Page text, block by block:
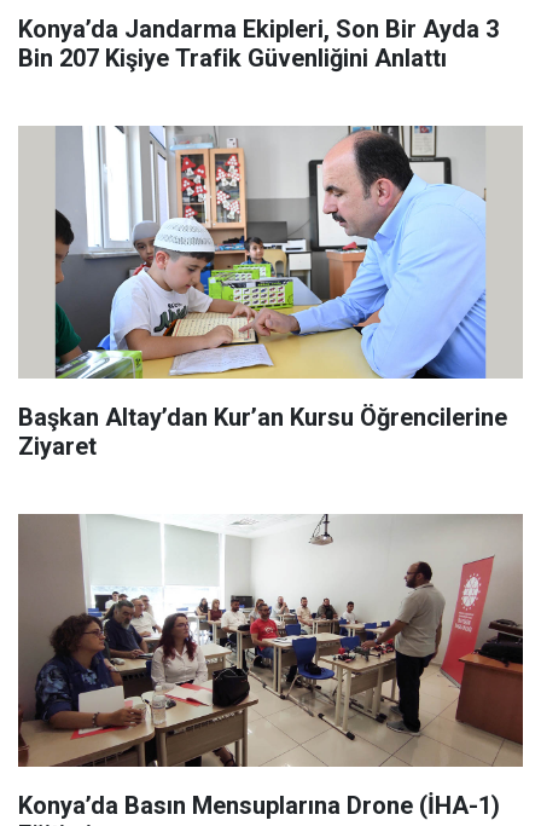
Konya’da Jandarma Ekipleri, Son Bir Ayda 3
Bin 207 Kişiye Trafik Güvenliğini Anlattı
Başkan Altay’dan Kur’an Kursu Öğrencilerine
Ziyaret
Konya’da Basın Mensuplarına Drone (İHA-1)